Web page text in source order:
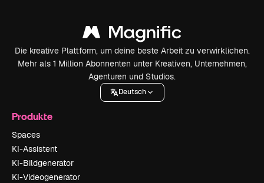
Die kreative Plattform, um deine beste Arbeit zu verwirklichen.
Mehr als 1 Million Abonnenten unter Kreativen, Unternehmen,
Agenturen und Studios.
Deutsch
Produkte
Spaces
KI-Assistent
KI-Bildgenerator
KI-Videogenerator